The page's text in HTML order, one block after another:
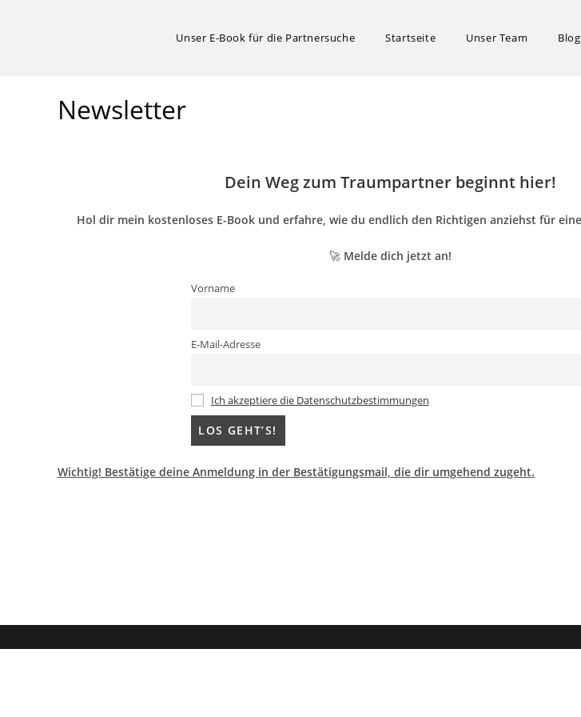
Unser E-Book für die Partnersuche Startseite Unser Team Blog
Newsletter
Dein Weg zum Traumpartner beginnt hier!
Hol dir mein kostenloses E-Book und erfahre, wie du endlich den Richtigen anziehst für
🚀 Melde dich jetzt an!
Vorname
E-Mail-Adresse
Ich akzeptiere die Datenschutzbestimmungen
Wichtig! Bestätige deine Anmeldung in der Bestätigungsmail, die dir umgehend zugeht.